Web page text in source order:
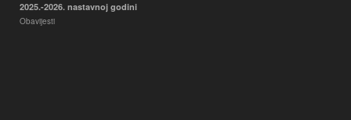
2025.-2026. nastavnoj godini
Obavijesti